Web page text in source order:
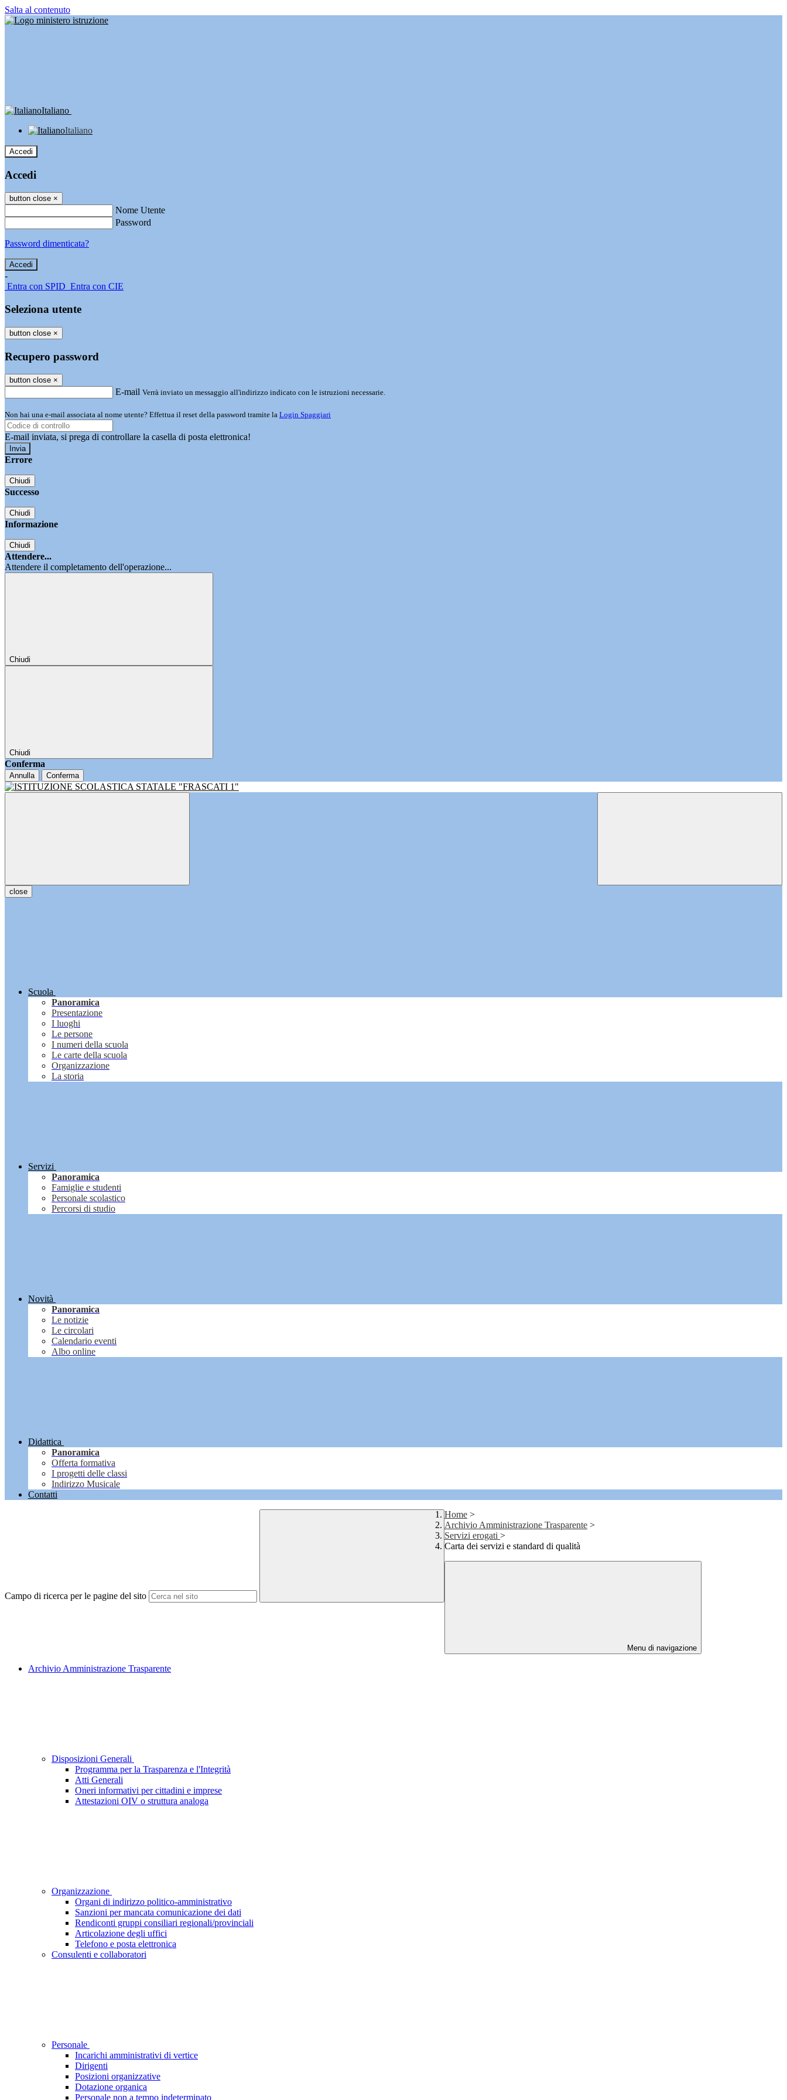
Salta al contenuto
Italiano
Italiano
Accedi
Accedi
button close ×
Nome Utente
Password
Password dimenticata?
-
Entra con SPID Entra con CIE
Seleziona utente
button close ×
Recupero password
button close ×
E-mail Verrà inviato un messaggio all'indirizzo indicato con le istruzioni necessarie.
Non hai una e-mail associata al nome utente? Effettua il reset della password tramite la Login Spaggiari
E-mail inviata, si prega di controllare la casella di posta elettronica!
Errore
Chiudi
Successo
Chiudi
Informazione
Chiudi
Attendere...
Attendere il completamento dell'operazione...
Chiudi
Chiudi
Conferma
Annulla Conferma
close
Scuola
Panoramica
Presentazione
I luoghi
Le persone
I numeri della scuola
Le carte della scuola
Organizzazione
La storia
Servizi
Panoramica
Famiglie e studenti
Personale scolastico
Percorsi di studio
Novità
Panoramica
Le notizie
Le circolari
Calendario eventi
Albo online
Didattica
Panoramica
Offerta formativa
I progetti delle classi
Indirizzo Musicale
Contatti
Campo di ricerca per le pagine del sito
Home >
Archivio Amministrazione Trasparente >
Servizi erogati >
Carta dei servizi e standard di qualità
Menu di navigazione
Archivio Amministrazione Trasparente
Disposizioni Generali
Programma per la Trasparenza e l'Integrità
Atti Generali
Oneri informativi per cittadini e imprese
Attestazioni OIV o struttura analoga
Organizzazione
Organi di indirizzo politico-amministrativo
Sanzioni per mancata comunicazione dei dati
Rendiconti gruppi consiliari regionali/provinciali
Articolazione degli uffici
Telefono e posta elettronica
Consulenti e collaboratori
Personale
Incarichi amministrativi di vertice
Dirigenti
Posizioni organizzative
Dotazione organica
Personale non a tempo indeterminato